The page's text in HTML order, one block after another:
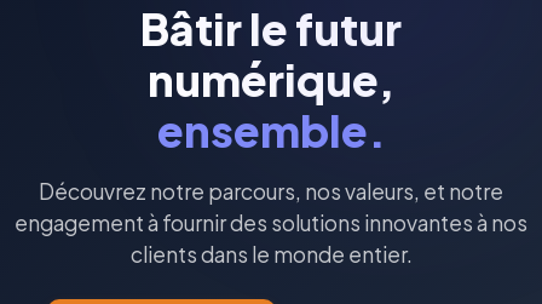
Bâtir le futur
numérique,
ensemble.
Découvrez notre parcours, nos valeurs, et notre
engagement à fournir des solutions innovantes à nos
clients dans le monde entier.